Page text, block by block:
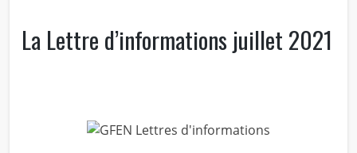
La Lettre d’informations juillet 2021